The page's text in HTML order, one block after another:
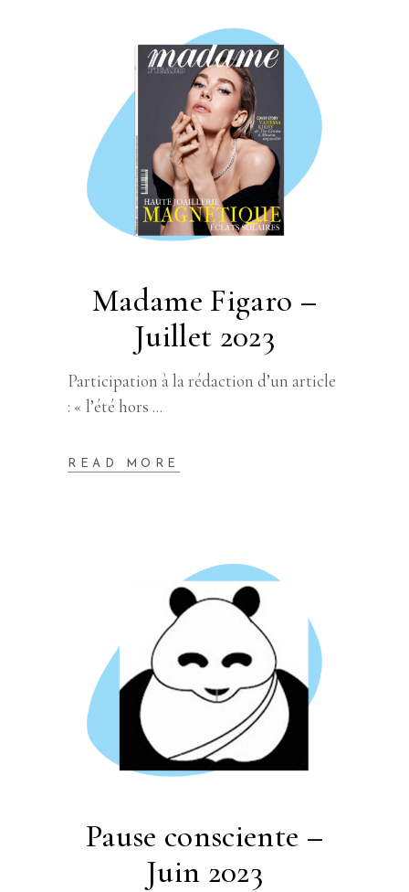
Madame Figaro –
Juillet 2023
Participation à la rédaction d’un article
: « l’été hors
READ MORE
Pause consciente –
Juin 2023